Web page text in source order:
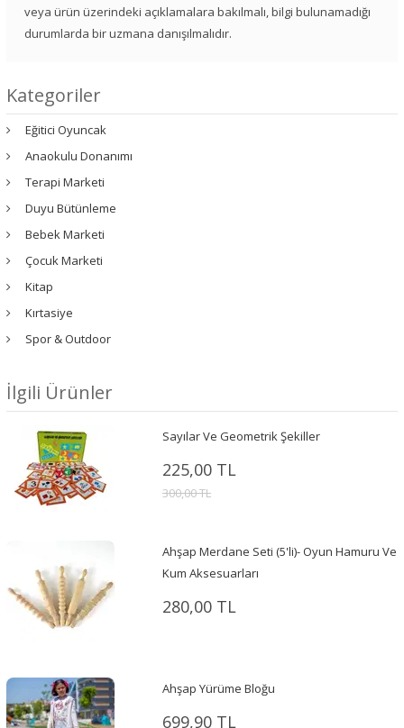
veya ürün üzerindeki açıklamalara bakılmalı, bilgi bulunamadığı
durumlarda bir uzmana danışılmalıdır.
Kategoriler
Eğitici Oyuncak
Anaokulu Donanımı
Terapi Marketi
Duyu Bütünleme
Bebek Marketi
Çocuk Marketi
Kitap
Kırtasiye
Spor & Outdoor
İlgili Ürünler
Sayılar Ve Geometrik Şekiller
225,00 TL
300,00 TL
Ahşap Merdane Seti (5'li)- Oyun Hamuru Ve
Kum Aksesuarları
280,00 TL
Ahşap Yürüme Bloğu
699,90 TL